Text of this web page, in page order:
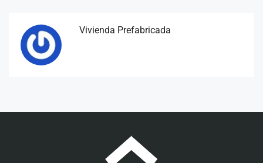
Vivienda Prefabricada